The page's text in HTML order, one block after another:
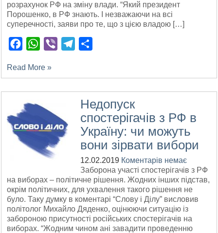
розрахунок РФ на зміну влади. “Який президент
Порошенко, в РФ знають. І незважаючи на всі
суперечності, заяви про те, що з цією владою […]
FacebookWhatsApp
Viber Telegram
Read More »
Недопуск
спостерігачів з РФ в
Україну: чи можуть
вони зірвати вибори
12.02.2019 Коментарів немає
Заборона участі спостерігачів з РФ
на виборах – політичне рішення. Жодних інших підстав,
окрім політичних, для ухвалення такого рішення не
було. Таку думку в коментарі “Слову і Ділу” висловив
політолог Михайло Дяденко, оцінюючи ситуацію із
забороною присутності російських спостерігачів на
виборах. “Жодним чином ані завадити проведенню